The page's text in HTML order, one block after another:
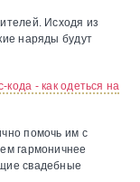
Исходя из
наряды будут
- как одеться на
помочь им с
гармоничнее
свадебные